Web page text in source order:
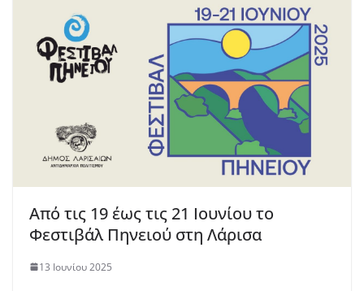
Από τις 19 έως τις 21 Ιουνίου το
Φεστιβάλ Πηνειού στη Λάρισα
13 Ιουνίου 2025